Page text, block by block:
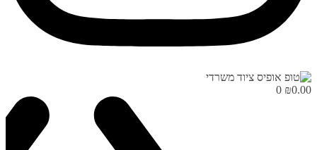
₪0.00
0